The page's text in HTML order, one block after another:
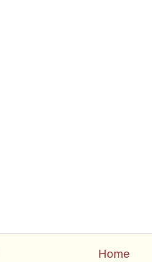
Home